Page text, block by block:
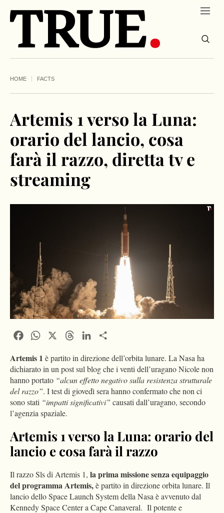
HOME FACTS
Artemis 1 verso la Luna:
orario del lancio, cosa
farà il razzo, diretta tv e
streaming
FacebookWhatsApp ThreadsLinkedIn
Artemis 1 è partito in direzione dell’orbita lunare. La Nasa ha
dichiarato in un post sul blog che i venti dell’uragano Nicole non
hanno portato “alcun effetto negativo sulla resistenza strutturale
del razzo”. I test di giovedì sera hanno confermato che non ci
sono stati “impatti significativi” causati dall’uragano, secondo
l’agenzia spaziale.
Artemis 1 verso la Luna: orario del
lancio e cosa farà il razzo
Il razzo Sls di Artemis 1, la prima missione senza equipaggio
del programma Artemis,è partito in direzione orbita lunare. Il
lancio dello Space Launch System della Nasa è avvenuto dal
Kennedy Space Center a Cape Canaveral. Il potente e